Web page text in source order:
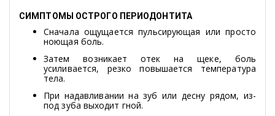
СИМПТОМЫ ОСТРОГО ПЕРИОДОНТИТА
Сначала ощущается пульсирующая или просто
ноющая боль.
Затем возникает отек на щеке, боль
усиливается, резко повышается температура
тела.
При надавливании на зуб или десну рядом, из-
под зуба выходит гной.